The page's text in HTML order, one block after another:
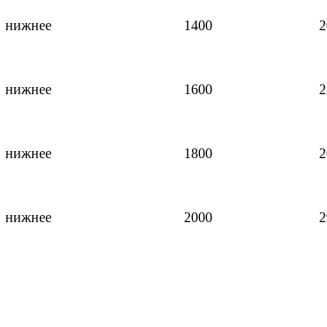
нижнее 1400
нижнее 1600
нижнее 1800
нижнее 2000